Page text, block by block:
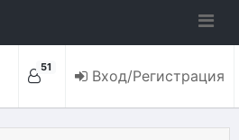
51 Вход/Регистрация